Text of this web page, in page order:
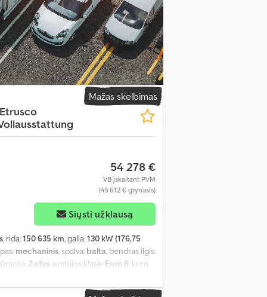
pilna techninės priežiūros istorija,
viengulė lova, viengulės lovos, virtuvė
Mažas skelbimas
54 278 €
VB įskaitant PVM
(45 612 € grynasis)
Siųsti užklausą
, rida:150 635 km, galia:130 kW (176,75
mechaninis, spalva: balta, bendras ilgis:
2 ašys, emisijos klasė: Euro 6, kuro
, Įranga:ABS,